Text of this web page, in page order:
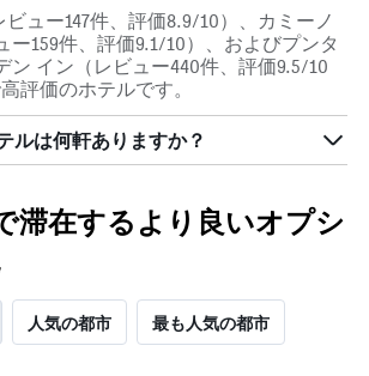
ュー147件、評価8.9/10）、カミーノ
ー159件、評価9.1/10）、およびプンタ
ン イン（レビュー440件、評価9.5/10
評価のホテルです。
ルは何軒ありますか？
滞在するより良いオプシ
人気の都市 最も人気の都市